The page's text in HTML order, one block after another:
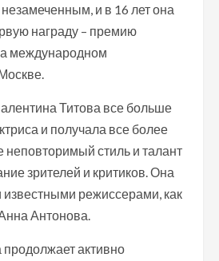
и в 16 лет она
награду – премию
международном
Титова все больше
и получала все более
стиль и талант
зрителей и критиков. Она
известными режиссерами, как
Антонова.
активно